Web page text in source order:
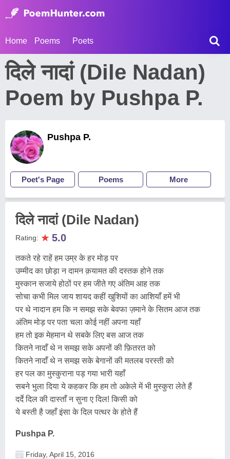
Home Poems Poets
दिले नादां (Dile Nadan)
Poem by Pushpa P.
Pushpa P.
Poet's Page Poems More
दिले नादां (Dile Nadan)
Rating: ★ 5.0
तकते रहे राहें हम उम्र के हर मोड़ पर
उम्मीद का छोड़ा न दामन क़यामत की दस्तक होने तक
मुस्कान सजाये होठों पर हम जीते गए अंतिम आह तक
सोचा कभी मिल जाय शायद कहीं खुशियों का आशियाँ हमें भी
पर थे नादान हम कि न समझ सके बेवफा ज़माने के सितम आज तक
अंतिम मोड़ पर पता चला कोई नहीं अपना यहाँ
हम तो इक मेहमान थे सबके लिए बस आज तक
कितने नादाँ थे न समझ सके अपनों की फ़ितरत को
कितने नादाँ थे न समझ सके बेगानों की मतलब परस्ती को
हर पल का मुस्कुराना पड़ गया भारी यहाँ
सबने भुला दिया ये कहकर कि हम तो अकेले में भी मुस्कुरा लेते हैं
दर्दे दिल की दास्ताँ न सुना ए दिल! किसी को
ये बस्ती है जहाँ इंसा के दिल पत्थर के होते हैं
Pushpa P.
Friday, April 15, 2016